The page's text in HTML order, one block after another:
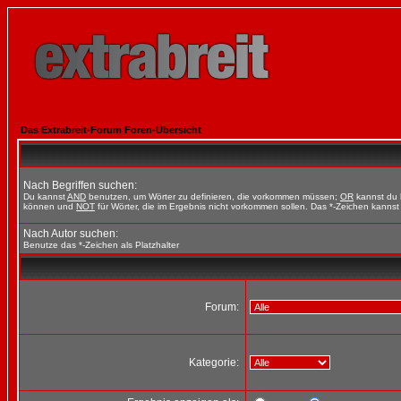
Das Extrabreit-Forum Foren-Übersicht
Nach Begriffen suchen:
Du kannstAND benutzen, um Wörter zu definieren, die vorkommen müssen; OR kannst du
können und NOT für Wörter, die im Ergebnis nicht vorkommen sollen. Das *-Zeichen
Nach Autor suchen:
Benutze das *-Zeichen als Platzhalter
Forum:
Kategorie: